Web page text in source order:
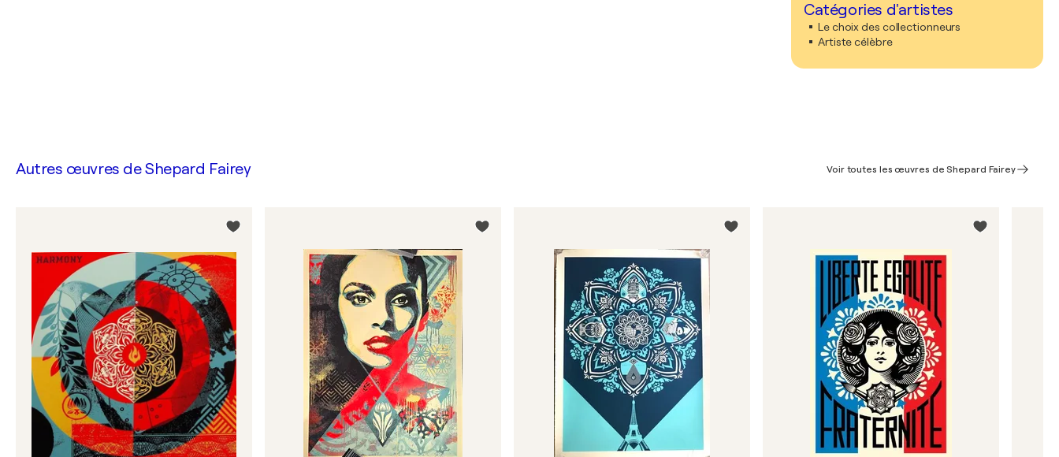
Catégories d'artistes
Le choix des collectionneurs
Artiste célèbre
Autres œuvres deShepard Fairey Voir toutes les œuvres de Shepard Fairey